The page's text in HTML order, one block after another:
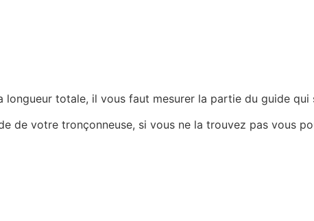
totale, il vous faut mesurer la partie du guide
de votre tronçonneuse, si vous ne la trouvez pas vous